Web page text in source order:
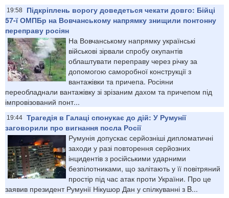
19:58
Підкріплень ворогу доведеться чекати довго: Бійці
57-ї ОМПБр на Вовчанському напрямку знищили понтонну
переправу росіян
На Вовчанському напрямку українські
військові зірвали спробу окупантів
облаштувати переправу через річку за
допомогою саморобної конструкції з
вантажівки та причепа. Росіяни
переобладнали вантажівку зі зрізаним дахом та причепом під
імпровізований понт...
19:44 Трагедія в Галаці спонукає до дій: У Румунії
заговорили про вигнання посла Росії
Румунія допускає серйозніші дипломатичні
заходи у разі повторення серйозних
інцидентів з російськими ударними
безпілотниками, що залітають у її повітряний
простір під час атак проти України. Про це
заявив президент Румунії Нікушор Дан у спілкуванні з B...